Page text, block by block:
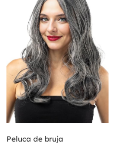
Peluca de bruja